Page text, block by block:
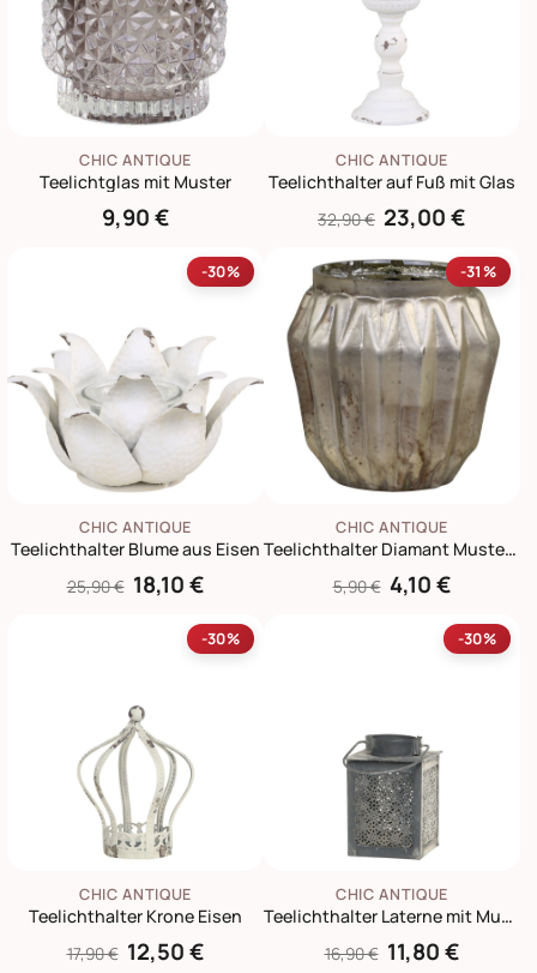
CHIC ANTIQUE
Teelichtglas mit Muster
9,90 €
CHIC ANTIQUE
Teelichthalter auf Fuß mit Glas
32,90 € 23,00 €
-30%
CHIC ANTIQUE
Teelichthalter Blume aus Eisen
25,90 € 18,10 €
-31%
CHIC ANTIQUE
Teelichthalter Diamant Muster aus Glas
5,90 € 4,10 €
-30%
CHIC ANTIQUE
Teelichthalter Krone Eisen
17,90 € 12,50 €
-30%
CHIC ANTIQUE
Teelichthalter Laterne mit Muster
16,90 € 11,80 €